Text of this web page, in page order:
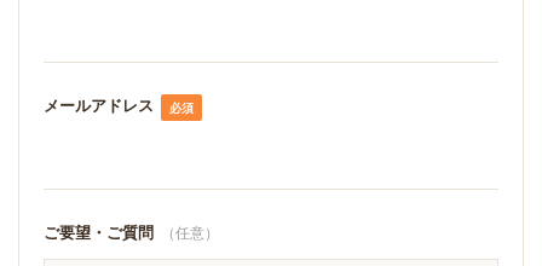
メールアドレス 必須
ご要望・ご質問 （任意）